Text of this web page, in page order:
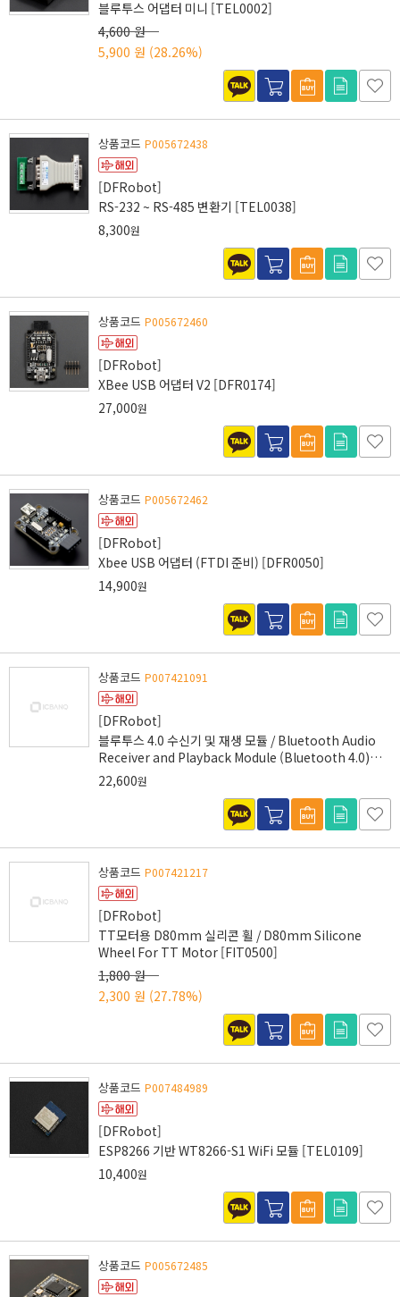
블루투스 어댑터 미니 [TEL0002]
4,600 원
5,900 원 (28.26%)
상품코드 P005672438
[DFRobot]
RS-232 ~ RS-485 변환기 [TEL0038]
8,300원
상품코드 P005672460
[DFRobot]
XBee USB 어댑터 V2 [DFR0174]
27,000원
상품코드 P005672462
[DFRobot]
Xbee USB 어댑터 (FTDI 준비) [DFR0050]
14,900원
상품코드 P007421091
[DFRobot]
블루투스 4.0 수신기 및 재생 모듈 / Bluetooth Audio
Receiver and Playback Module (Bluetooth 4.0)
[TEL0108]
22,600원
상품코드 P007421217
[DFRobot]
TT모터용 D80mm 실리콘 휠 / D80mm Silicone
Wheel For TT Motor [FIT0500]
1,800 원
2,300 원 (27.78%)
상품코드 P007484989
[DFRobot]
ESP8266 기반 WT8266-S1 WiFi 모듈 [TEL0109]
10,400원
상품코드 P005672485